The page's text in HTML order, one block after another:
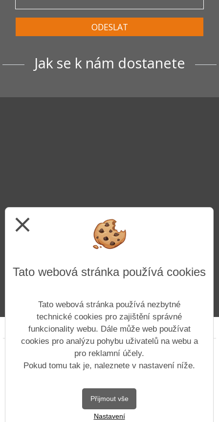
ODESLAT
Jak se k nám dostanete
Prohlášení o přístupnosti Mapa webu Cookies
Copyright © 2022 - 2023 Základní škola Ústí nad
Labem, Hluboká 150 &
Vitalex Group
Tvorba školních webů
Postaveno ve službě
VlastníŠkolníWeb.cz
| Na redakčním
close
Tato webová stránka používá cookies
Tato webová stránka používá nezbytné
technické cookies pro zajištění správné
funkcionality webu. Dále může web používat
cookies pro analýzu pohybu uživatelů na webu a
pro reklamní účely.
Pokud tomu tak je, naleznete v nastavení níže.
Přijmout vše
Nastavení